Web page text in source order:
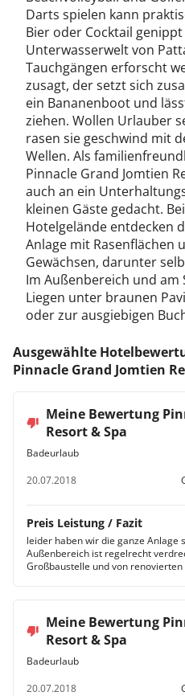
Darts spielen kann
Bier oder Cocktail
Unterwasserwelt von
Tauchgängen erforscht
zusagt, der setzt sich
ein Bananenboot und
ziehen. Wollen Urlauber
rasen sie geschwind mit
Wellen. Als
Pinnacle Grand Jomtien
auch an ein
kleinen Gäste gedacht.
Hotelgelände entdecken
Anlage mit Rasenflächen
Gewächsen, darunter
Im Außenbereich und
Liegen unter braunen
oder zur ausgiebigen
Ausgewählte
Pinnacle Grand Jomtien
Meine Bewertung
Resort & Spa
Badeurlaub
20.07.2018
Preis Leistung / Fazit
leider haben wir die ganze
Außenbereich ist regelrecht
Großbaustelle und von
Meine Bewertung
Resort & Spa
Badeurlaub
20.07.2018